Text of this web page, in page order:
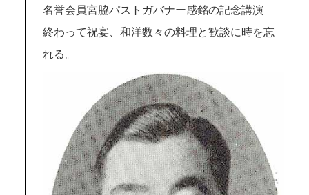
名誉会員宮脇パストガバナー感銘の記念講演
終わって祝宴、和洋数々の料理と歓談に時を忘
れる。